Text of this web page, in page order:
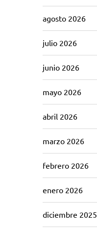
agosto 2026
julio 2026
junio 2026
mayo 2026
abril 2026
marzo 2026
febrero 2026
enero 2026
diciembre 2025